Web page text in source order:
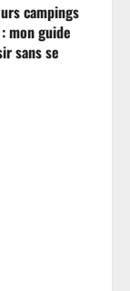
campings
mon guide
sans se